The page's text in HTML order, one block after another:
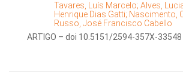
Tavares, Luís Marcelo; Alves,
Henrique Dias Gatti; Nascimento,
Russo, José Francisco Cabello
ARTIGO – doi 10.5151/2594-357X-33548